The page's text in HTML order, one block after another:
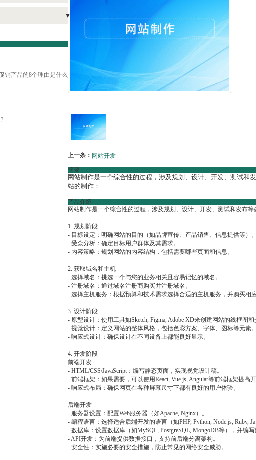
上一条： 网站开发
摘要
网站制作是一个综合性的过程，涉及规划、设计、开发、测试和
站的制作：
产品介绍
网站制作是一个综合性的过程，涉及规划、设计、开发、测试和发布
1. 规划阶段
- 目标设定：明确网站的目的（如品牌宣传、产品销售、信息提供等）。
- 受众分析：确定目标用户群体及其需求。
- 内容策略：规划网站的内容结构，包括需要哪些页面和信息。
2. 获取域名和主机
- 选择域名：挑选一个与您的业务相关且容易记忆的域名。
- 注册域名：通过域名注册商购买并注册域名。
- 选择主机服务：根据预算和技术需求选择合适的主机服务，并购买相应
3. 设计阶段
- 原型设计：使用工具如Sketch, Figma, Adobe XD来创建网站的线框图和
- 视觉设计：定义网站的整体风格，包括色彩方案、字体、图标等元素。
- 响应式设计：确保设计在不同设备上都能良好显示。
4. 开发阶段
前端开发
- HTML/CSS/JavaScript：编写静态页面，实现视觉设计稿。
- 前端框架：如果需要，可以使用React, Vue.js, Angular等前端框架提高开
- 响应式布局：确保网页在各种屏幕尺寸下都有良好的用户体验。
后端开发
- 服务器设置：配置Web服务器（如Apache, Nginx）。
- 编程语言：选择适合后端开发的语言（如PHP, Python, Node.js, Ruby,
- 数据库：设置数据库（如MySQL, PostgreSQL, MongoDB等），并编写
- API开发：为前端提供数据接口，支持前后端分离架构。
- 安全性：实施必要的安全措施，防止常见的网络安全威胁。
销产品的8个理由是什么？